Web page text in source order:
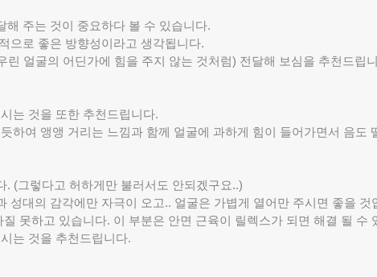
해 주는 것이 중요하다 볼 수 있습니다.
으로 좋은 방향성이라고 생각됩니다.
린 얼굴의 어딘가에 힘을 주지 않는 것처럼) 전달해 보심을 추천드립
는 것을 또한 추천드립니다.
하여 앵앵 거리는 느낌과 함께 얼굴에 과하게 힘이 들어가면서 음도
(그렇다고 허하게만 불러서도 안되겠구요..)
성대의 감각에만 자극이 오고.. 얼굴은 가볍게 열어만 주시면 좋을 것
못하고 있습니다. 이 부분은 안면 근육이 릴렉스가 되면 해결 될 수
는 것을 추천드립니다.